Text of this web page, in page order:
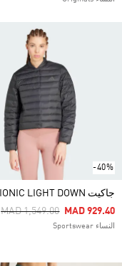
-40%
جاكيت HELIONIC LIGHT DOWN
Price Reduced From
MAD 1,549.00ToMAD 929.40
النساء Sportswear